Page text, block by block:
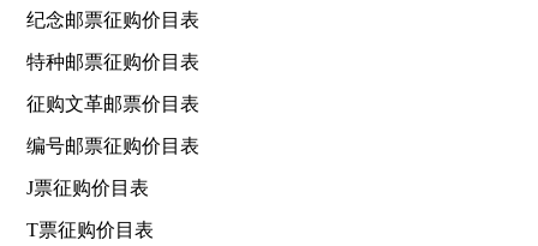
纪念邮票征购价目表
特种邮票征购价目表
征购文革邮票价目表
编号邮票征购价目表
J票征购价目表
T票征购价目表